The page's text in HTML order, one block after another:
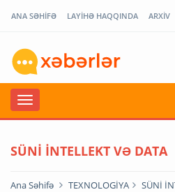
ANA SƏHİFƏ LAYİHƏ HAQQINDA ARXİV
SÜNİ İNTELLEKT VƏ DATA
Ana Səhifə TEXNOLOGİYA SÜNİ